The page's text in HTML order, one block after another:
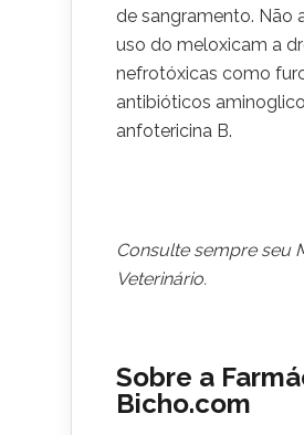
de sangramento. Não
uso do meloxicam a
nefrotóxicas como
antibióticos
anfotericina B.
Consulte sempre seu
Veterinário.
Sobre a
Bicho.com